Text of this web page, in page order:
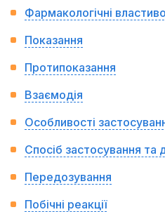
Фармакологічні
Показання
Протипоказання
Взаємодія
Особливості
Спосіб застосування та
Передозування
Побічні реакції